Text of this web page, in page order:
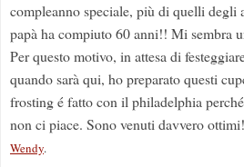
compleanno speciale, più di quelli degli
papà ha compiuto 60 anni!! Mi sembra
Per questo motivo, in attesa di
quando sarà qui, ho preparato questi
frosting é fatto con il philadelphia
non ci piace. Sono venuti davvero
Wendy.